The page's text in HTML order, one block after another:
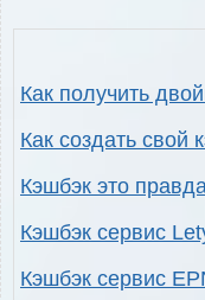
Как получить
Как создать свой
Кэшбэк это
Кэшбэк сервис
Кэшбэк сервис